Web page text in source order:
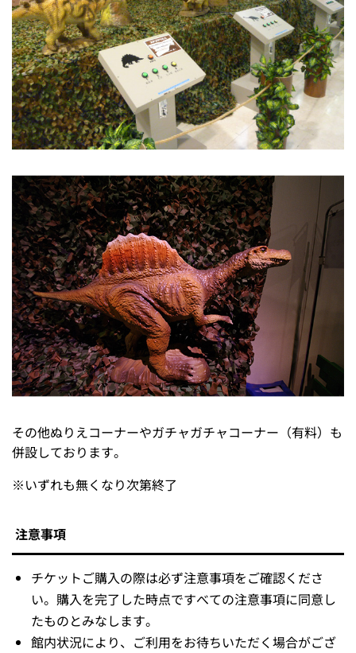
その他ぬりえコーナーやガチャガチャコーナー（有料）も
併設しております。
※いずれも無くなり次第終了
注意事項
チケットご購入の際は必ず注意事項をご確認くださ
い。購入を完了した時点ですべての注意事項に同意し
たものとみなします。
館内状況により、ご利用をお待ちいただく場合がござ